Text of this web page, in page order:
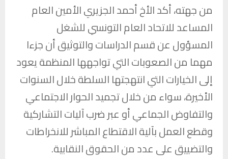
من جهته، أكد الأخ أحمد الجزيري الأمين العام
المساعد للاتحاد العام التونسي للشغل
المسؤول عن قسم الدراسات والتوثيق أن جزءا
مهما من الصعوبات التي تواجهها المنظمة يعود
إلى الخيارات التي انتهجتها السلطة خلال السنوات
الأخيرة، سواء من خلال تجميد الحوار الاجتماعي
والتفاوض الجماعي أو عبر ضرب آليات التشاركية
وقطع العمل بآلية الاقتطاع المباشر للانخراطات
والتضييق على عدد من الحقوق النقابية.